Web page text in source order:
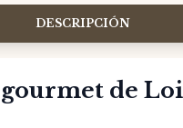
DESCRIPCIÓN
de